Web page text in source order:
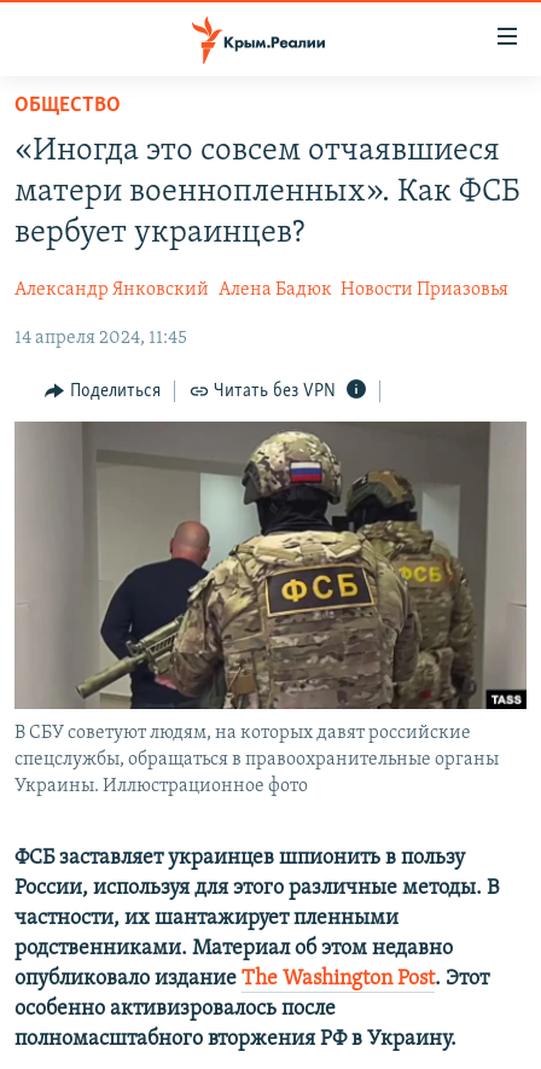
Вернуться
основному
содержанию
Вернутся
главной
навигации
Вернутся
поиску
СПЕЦПРОЕКТЫ
ГРУЗ 200
11 ЛЕТ ОККУПАЦИИ КРЫМА. 11 ИСТОРИЙ СОПРОТИВЛЕНИЯ
ВОДА
ЕЩЕ
ИНТЕРАКТИВ
ИНФОГРАФИКА
СОВЕТЫ ПРАВОЗАЩИТНИКОВ
ПРОПАВШИЕ БЕЗ ВЕСТИ
ПОБЕДИТЕЛЕЙ НЕ СУДЯТ?
КРЫМ.НЕПОКОРЕННЫЙ
УКРАИНСКАЯ ПРОБЛЕМА КРЫМА
РАДІО СВОБОДА
КАК ОБОЙТИ БЛОКИРОВКУ
Українською
ПРИСОЕДИНЯЙТЕСЬ!
Все сайты RFE/RL
ОБЩЕСТВО
«Иногда это совсем отчаявшиеся
матери военнопленных». Как ФСБ
вербует украинцев?
Александр Янковский Алена Бадюк Новости Приазовья
14 апреля 2024, 11:45
Поделиться Читать без VPN
В СБУ советуют людям, на которых давят российские
спецслужбы, обращаться в правоохранительные органы
Украины. Иллюстрационное фото
ФСБ заставляет украинцев шпионить в пользу
России, используя для этого различные методы. В
частности, их шантажирует пленными
родственниками. Материал об этом недавно
опубликовало издание The Washington Post. Этот
особенно активизровалось после
полномасштабного вторжения РФ в Украину.